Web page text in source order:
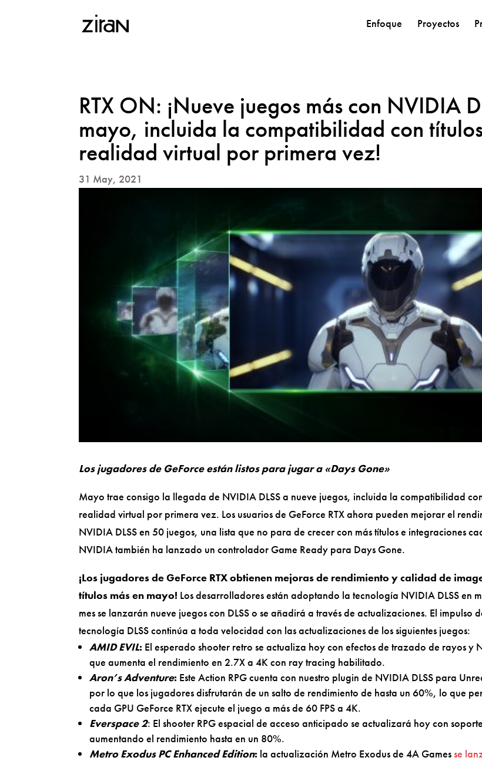
Enfoque Proyectos
RTX ON: ¡Nueve juegos más con NVIDIA
mayo, incluida la compatibilidad con
realidad virtual por primera vez!
31 May, 2021
Los jugadores de GeForce están listos para jugar a «Days Gone»
Mayo trae consigo la llegada de NVIDIA DLSS a nueve juegos, incluida la compatibilidad
realidad virtual por primera vez. Los usuarios de GeForce RTX ahora pueden mejorar el
NVIDIA DLSS en 50 juegos, una lista que no para de crecer con más títulos e integraciones
NVIDIA también ha lanzado un controlador Game Ready para Days Gone.
¡Los jugadores de GeForce RTX obtienen mejoras de rendimiento y calidad de
títulos más en mayo! Los desarrolladores están adoptando la tecnología NVIDIA DLSS en
mes se lanzarán nueve juegos con DLSS o se añadirá a través de actualizaciones. El impulso
tecnología DLSS continúa a toda velocidad con las actualizaciones de los siguientes juegos:
AMID EVIL: El esperado shooter retro se actualiza hoy con efectos de trazado de rayos y
que aumenta el rendimiento en 2.7X a 4K con ray tracing habilitado.
Aron’s Adventure: Este Action RPG cuenta con nuestro plugin de NVIDIA DLSS para
por lo que los jugadores disfrutarán de un salto de rendimiento de hasta un 60%, lo que
cada GPU GeForce RTX ejecute el juego a más de 60 FPS a 4K.
Everspace 2: El shooter RPG espacial de acceso anticipado se actualizará hoy con
aumentando el rendimiento hasta en un 80%.
Metro Exodus PC Enhanced Edition: la actualización Metro Exodus de 4A Games se